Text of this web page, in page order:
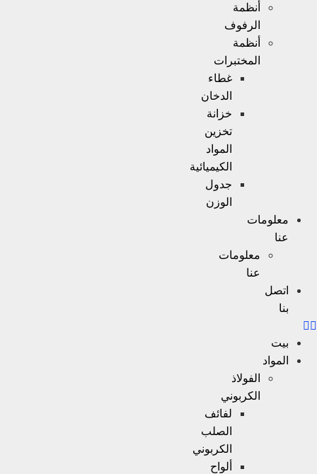
أنظمة
الرفوف
أنظمة
المختبرات
غطاء
الدخان
خزانة
تخزين
المواد
الكيميائية
جدول
الوزن
معلومات
عنا
معلومات
عنا
اتصل
بنا
بيت
المواد
الفولاذ
الكربوني
لفائف
الصلب
الكربوني
ألواح